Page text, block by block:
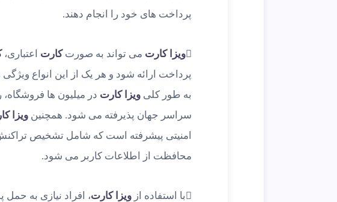
پرداخت های خود را انجام دهند.
ویزا کارت می تواند به صورتکارت اعتباری،
پرداخت ارائه شود و هر یک از این انواع
به طور کلی ویزا کارت در میلیون ها
سراسر جهان پذیرفته می شود. همچنین ویزا
امنیتی پیشرفته است که شامل تشخیص
محافظت از اطلاعات کاربر می شود.
با استفاده از ویزا کارت، افراد نیازی به حمل